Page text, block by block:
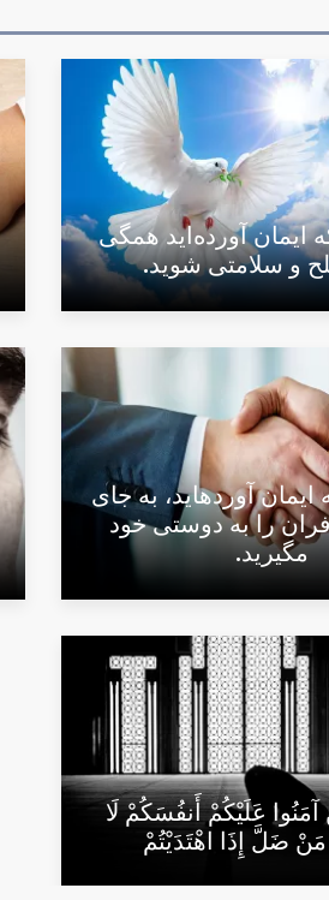
ایمان آورده‌اید همگی
و سلامتی شوید.
آورده‏ايد، به جاى
را به دوستى خود
مگيريد.
آمَنُوا عَلَيْكُمْ أَنفُسَكُمْ لَا
ضَلَّ إِذَا اهْتَدَيْتُمْ